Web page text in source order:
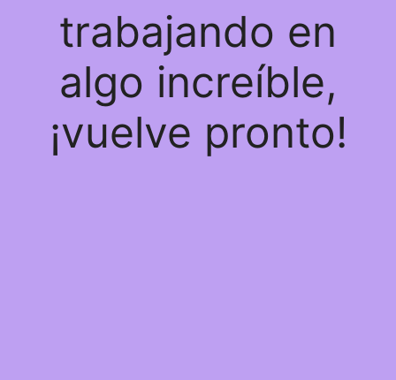
trabajando en
algo increíble,
¡vuelve pronto!